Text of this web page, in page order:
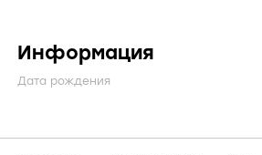
Информация
Дата рождения